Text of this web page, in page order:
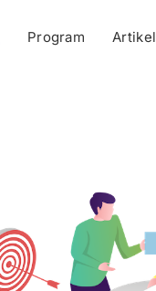
Program Artikel